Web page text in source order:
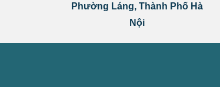
Phường Láng, Thành Phố Hà
Nội